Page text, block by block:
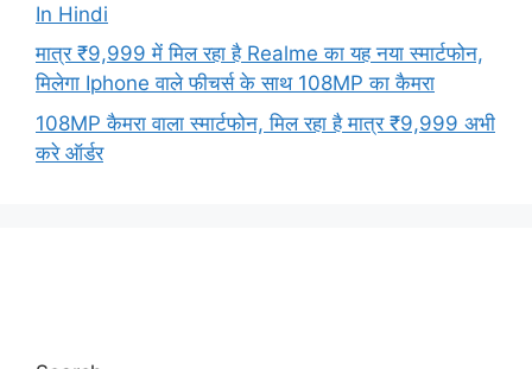
In Hindi
मात्र ₹9,999 में मिल रहा है Realme का यह नया स्मार्टफोन,
मिलेगा Iphone वाले फीचर्स के साथ 108MP का कैमरा
108MP कैमरा वाला स्मार्टफोन, मिल रहा है मात्र ₹9,999 अभी
करे ऑर्डर